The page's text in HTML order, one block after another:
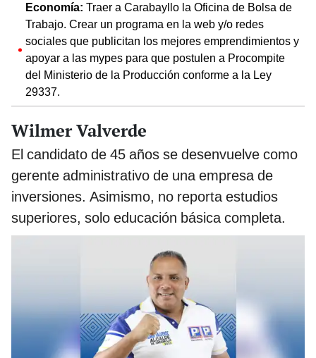
Economía: Traer a Carabayllo la Oficina de Bolsa de
Trabajo. Crear un programa en la web y/o redes
sociales que publicitan los mejores emprendimientos y
apoyar a las mypes para que postulen a Procompite
del Ministerio de la Producción conforme a la Ley
29337.
Wilmer Valverde
El candidato de 45 años se desenvuelve como
gerente administrativo de una empresa de
inversiones. Asimismo, no reporta estudios
superiores, solo educación básica completa.